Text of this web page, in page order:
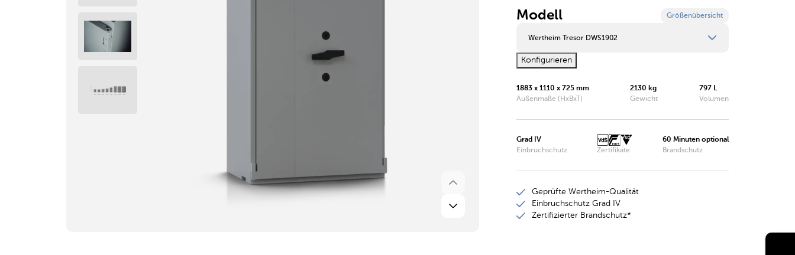
Modell Größenübersicht
Wertheim Tresor DWS1902
Wertheim Tresor DWS0849
Wertheim Tresor DWS0850
Wertheim Tresor DWS1200
Wertheim Tresor DWS1903
Konfigurieren
1883 x 1110 x 725 mm
Außenmaße (HxBxT)
2130 kg
Gewicht
797 L
Volumen
Grad IV
Einbruchschutz
Zertifikate
60 Minuten optional
Brandschutz
Geprüfte Wertheim-Qualität
Einbruchschutz Grad IV
Zertifizierter Brandschutz*